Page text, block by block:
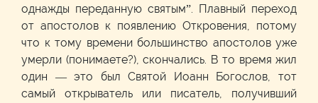
однажды переданную святым”. Плавный переход
от апостолов к появлению Откровения, потому
что к тому времени большинство апостолов уже
умерли (понимаете?), скончались. В то время жил
один — это был Святой Иоанн Богослов, тот
самый открыватель или писатель, получивший